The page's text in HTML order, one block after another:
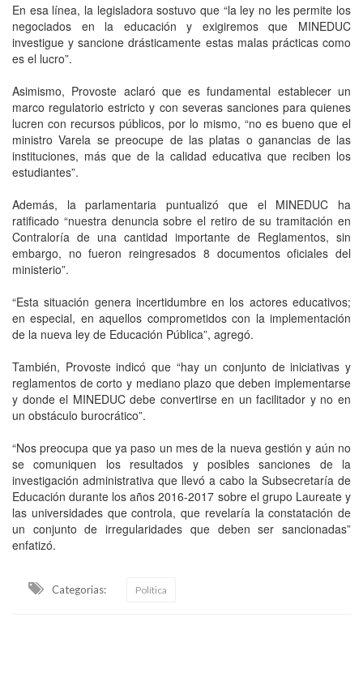
En esa línea, la legisladora sostuvo que “la ley no les permite los
negociados en la educación y exigiremos que MINEDUC
investigue y sancione drásticamente estas malas prácticas como
es el lucro”.
Asimismo, Provoste aclaró que es fundamental establecer un
marco regulatorio estricto y con severas sanciones para quienes
lucren con recursos públicos, por lo mismo, “no es bueno que el
ministro Varela se preocupe de las platas o ganancias de las
instituciones, más que de la calidad educativa que reciben los
estudiantes”.
Además, la parlamentaria puntualizó que el MINEDUC ha
ratificado “nuestra denuncia sobre el retiro de su tramitación en
Contraloría de una cantidad importante de Reglamentos, sin
embargo, no fueron reingresados 8 documentos oficiales del
ministerio”.
“Esta situación genera incertidumbre en los actores educativos;
en especial, en aquellos comprometidos con la implementación
de la nueva ley de Educación Pública”, agregó.
También, Provoste indicó que “hay un conjunto de iniciativas y
reglamentos de corto y mediano plazo que deben implementarse
y donde el MINEDUC debe convertirse en un facilitador y no en
un obstáculo burocrático”.
“Nos preocupa que ya paso un mes de la nueva gestión y aún no
se comuniquen los resultados y posibles sanciones de la
investigación administrativa que llevó a cabo la Subsecretaría de
Educación durante los años 2016-2017 sobre el grupo Laureate y
las universidades que controla, que revelaría la constatación de
un conjunto de irregularidades que deben ser sancionadas”
enfatizó.
Categorias: Política